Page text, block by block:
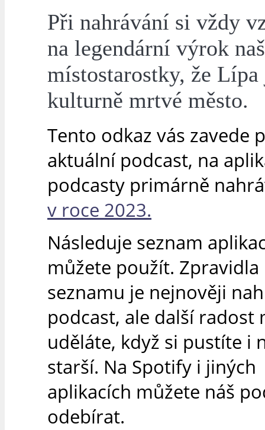
Při nahrávání si vždy
na legendární výrok
místostarostky, že Lípa
kulturně mrtvé město.
Tento odkaz vás zavede
aktuální podcast, na
podcasty primárně
v roce 2023.
Následuje seznam
můžete použít.
seznamu je nejnověji
podcast, ale další radost
uděláte, když si pustíte i
starší. Na Spotify i jiných
aplikacích můžete náš
odebírat.